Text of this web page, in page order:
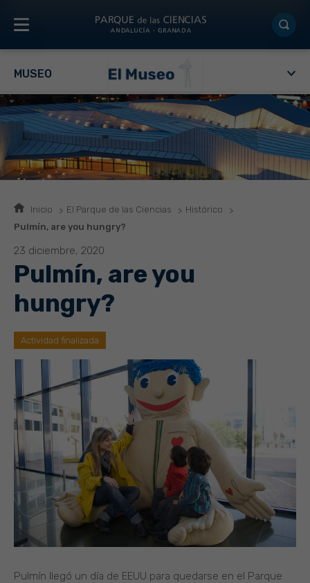
MUSEO
Inicio El Parque de las Ciencias
Histórico
Pulmín, are you hungry?
23 diciembre, 2020
Pulmín, are you
hungry?
Actividad finalizada
Pulmín llegó un día de EEUU para quedarse en el Parque